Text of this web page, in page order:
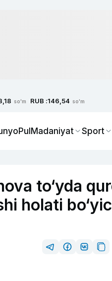
so'm RUB :146,54 so'm
PulMadaniyat Sport
to‘yda
holati